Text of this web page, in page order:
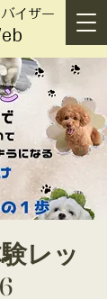
イザー
レッ